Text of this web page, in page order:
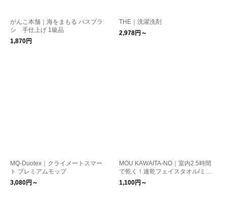
がんこ本舗｜海をまもる バスブラ
シ 手仕上げ 1級品
1,870円
THE｜洗濯洗剤
2,978円～
MQ-Duotex｜クライメートスマー
ト プレミアムモップ
3,080円～
MOU KAWAITA-NO｜室内2.5時間
で乾く！速乾フェイスタオル/ミニ
バスタオル/バスタオル【夏小物】
トラベルグッズ
1,100円～